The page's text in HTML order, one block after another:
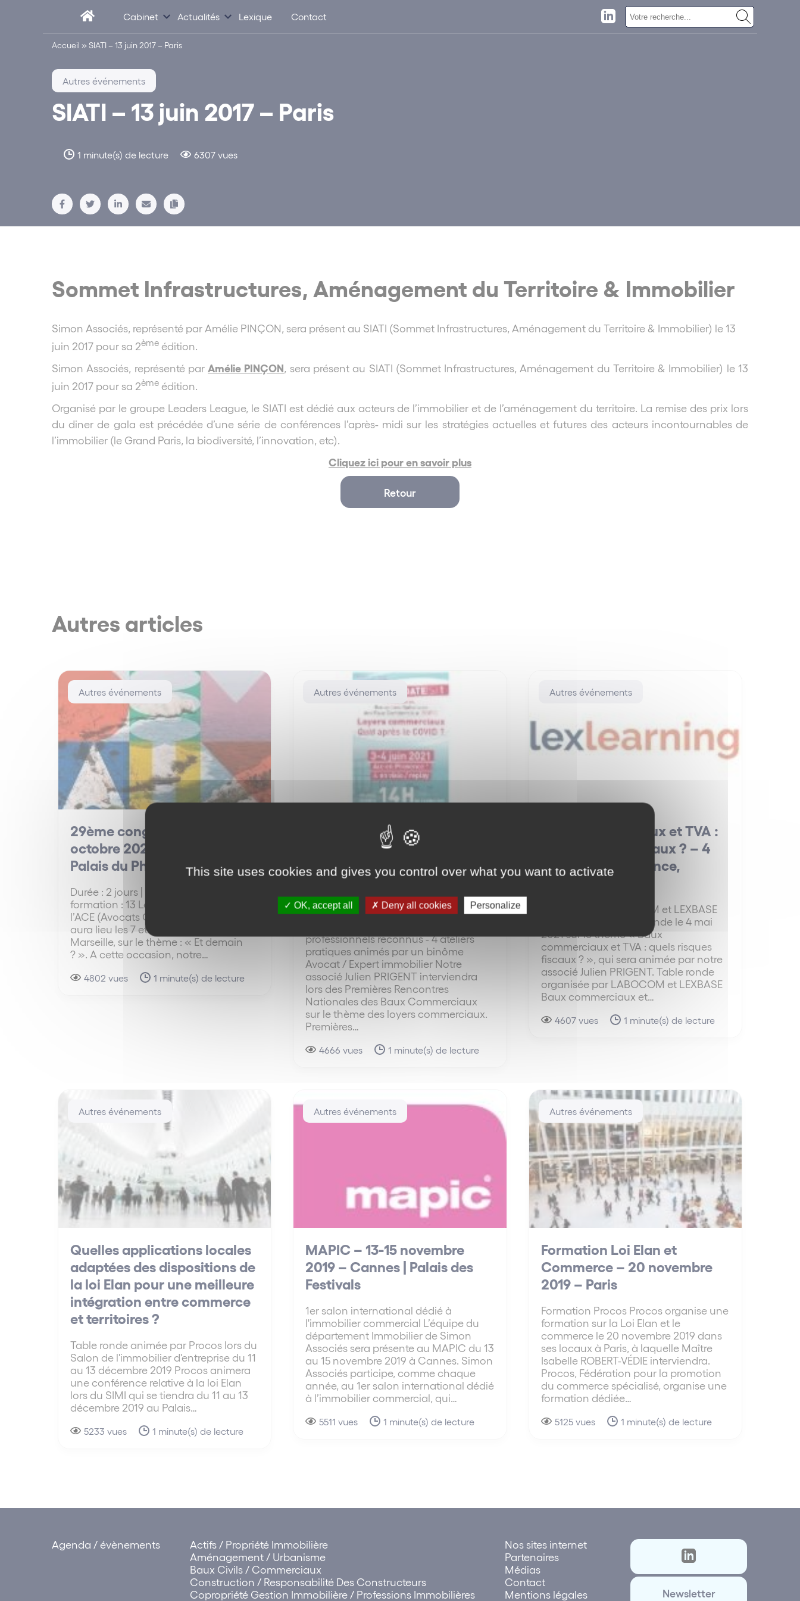
Cabinet Actualités Lexique Contact
Accueil » SIATI – 13 juin 2017 – Paris
SIATI – 13 juin 2017 – Paris
1 minute(s) de lecture 6307 vues
Autres événements
Sommet Infrastructures, Aménagement du Territoire & Immobilier
Simon Associés, représenté par Amélie PINÇON, sera présent au SIATI (Sommet Infrastructures, Aménagement du Territoire & Immobilier) le 13
juin 2017 pour sa 2ème édition.
Simon Associés, représenté par Amélie PINÇON , sera présent au SIATI (Sommet Infrastructures, Aménagement du Territoire & Immobilier) le 13
juin 2017 pour sa 2ème édition.
Organisé par le groupe Leaders League, le SIATI est dédié aux acteurs de l’immobilier et de l’aménagement du territoire. La remise des prix lors
du diner de gala est précédée d’une série de conférences l’après- midi sur les stratégies actuelles et futures des acteurs incontournables de
l’immobilier (le Grand Paris, la biodiversité, l’innovation, etc).
Cliquez ici pour en savoir plus
Retour
Autres articles
Autres événements
29ème congrès ACE – 7 & 8
octobre 2021 – Marseille |
Palais du Pharo
Durée : 2 jours | Nombre d'heures de
formation : 13 Le 29ème congrès de
l’ACE (Avocats Conseils d’Entreprise)
aura lieu les 7 et 8 octobre 2021 à
Marseille, sur le thème : « Et demain
? ». A cette occasion, notre…
4802 vues 1 minute(s) de lecture
Autres événements
Premières Rencontres
Nationales des Baux
Commerciaux (RNBC) – 3 et
4 juin 2021 | Aix-en-Provence
& en visio-replay
professionnels reconnus - 4 ateliers
pratiques animés par un binôme
Avocat / Expert immobilier Notre
associé Julien PRIGENT interviendra
lors des Premières Rencontres
Nationales des Baux Commerciaux
sur le thème des loyers commerciaux.
Premières…
4666 vues 1 minute(s) de lecture
Autres événements
Baux commerciaux et TVA :
quels risques fiscaux ? – 4
mai 2021 | A distance,
Livestorm
Atelier digital LABOCOM et LEXBASE
organisent une table ronde le 4 mai
2021 sur le thème « Baux
commerciaux et TVA : quels risques
fiscaux ? », qui sera animée par notre
associé Julien PRIGENT. Table ronde
organisée par LABOCOM et LEXBASE
Baux commerciaux et…
4607 vues 1 minute(s) de lecture
Autres événements
Quelles applications locales
adaptées des dispositions de
la loi Elan pour une meilleure
intégration entre commerce
et territoires ?
Table ronde animée par Procos lors du
Salon de l'immobilier d'entreprise du 11
au 13 décembre 2019 Procos animera
une conférence relative à la loi Elan
lors du SIMI qui se tiendra du 11 au 13
décembre 2019 au Palais…
5233 vues 1 minute(s) de lecture
Autres événements
MAPIC – 13-15 novembre
2019 – Cannes | Palais des
Festivals
1er salon international dédié à
l'immobilier commercial L’équipe du
département Immobilier de Simon
Associés sera présente au MAPIC du 13
au 15 novembre 2019 à Cannes. Simon
Associés participe, comme chaque
année, au 1er salon international dédié
à l’immobilier commercial, qui…
5511 vues 1 minute(s) de lecture
Autres événements
Formation Loi Elan et
Commerce – 20 novembre
2019 – Paris
Formation Procos Procos organise une
formation sur la Loi Elan et le
commerce le 20 novembre 2019 dans
ses locaux à Paris, à laquelle Maître
Isabelle ROBERT-VÉDIE interviendra.
Procos, Fédération pour la promotion
du commerce spécialisé, organise une
formation dédiée…
5125 vues 1 minute(s) de lecture
Agenda / évènements
Actifs / Propriété Immobilière
Aménagement / Urbanisme
Baux Civils / Commerciaux
Construction / Responsabilité Des Constructeurs
Copropriété Gestion Immobilière / Professions Immobilières
Nos sites internet
Partenaires
Médias
Contact
Mentions légales
Newsletter
This site uses cookies and gives you control over what you want to activate
OK, accept all Deny all cookies Personalize